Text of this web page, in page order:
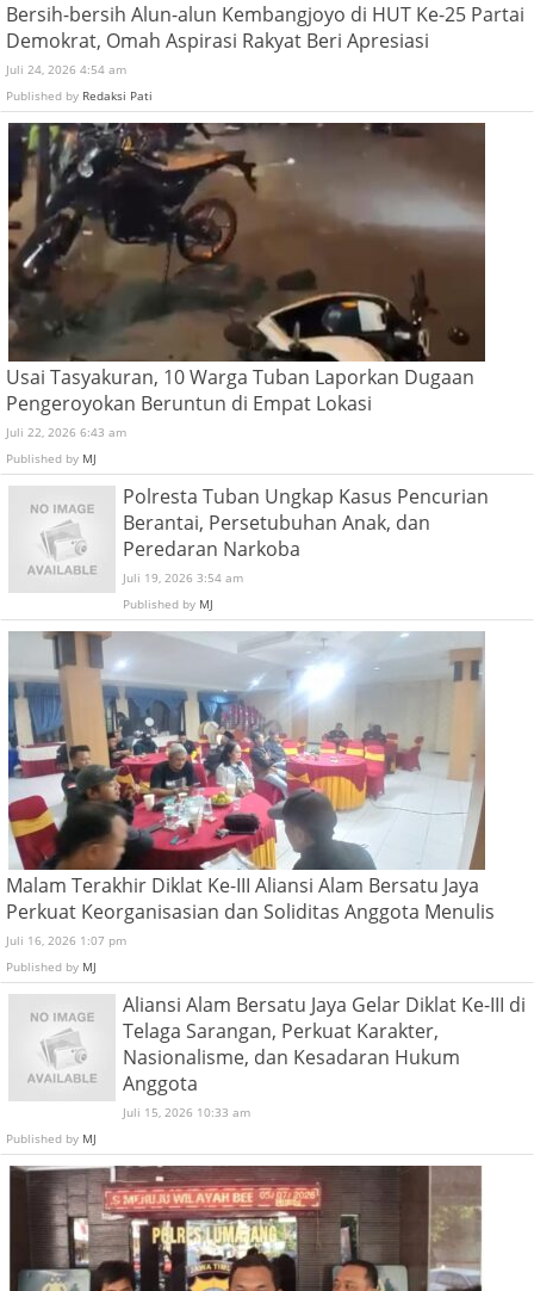
Bersih-bersih Alun-alun Kembangjoyo di HUT Ke-25 Partai
Demokrat, Omah Aspirasi Rakyat Beri Apresiasi
Juli 24, 2026 4:54 am
Published by Redaksi Pati
Usai Tasyakuran, 10 Warga Tuban Laporkan Dugaan
Pengeroyokan Beruntun di Empat Lokasi
Juli 22, 2026 6:43 am
Published by MJ
Polresta Tuban Ungkap Kasus Pencurian
Berantai, Persetubuhan Anak, dan
Peredaran Narkoba
Juli 19, 2026 3:54 am
Published by MJ
Malam Terakhir Diklat Ke-III Aliansi Alam Bersatu Jaya
Perkuat Keorganisasian dan Soliditas Anggota Menulis
Juli 16, 2026 1:07 pm
Published by MJ
Aliansi Alam Bersatu Jaya Gelar Diklat Ke-III di
Telaga Sarangan, Perkuat Karakter,
Nasionalisme, dan Kesadaran Hukum
Anggota
Juli 15, 2026 10:33 am
Published by MJ